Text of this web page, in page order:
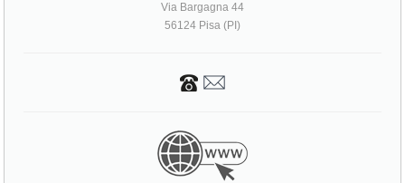
Via Bargagna 44
56124 Pisa (PI)